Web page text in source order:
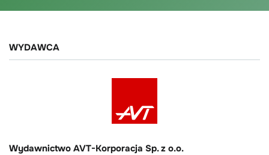
WYDAWCA
Wydawnictwo AVT-Korporacja Sp. z o.o.